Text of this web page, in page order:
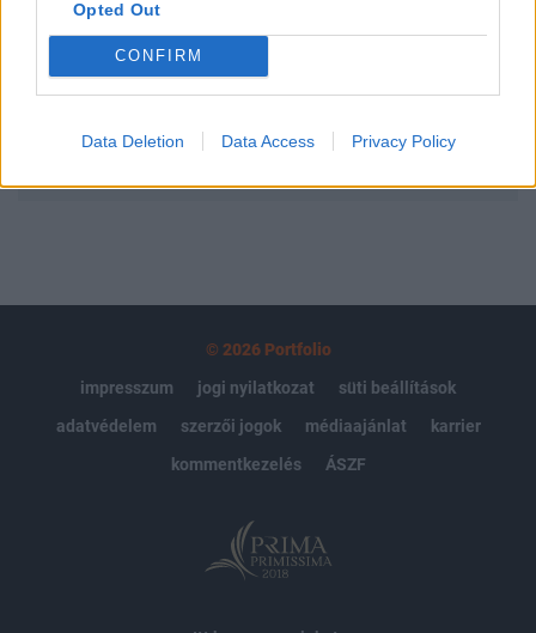
Opted Out
CONFIRM
Data Deletion Data Access Privacy Policy
kötéslistái
Előfizetés
© 2026 Portfolio
impresszum
jogi nyilatkozat
süti beállítások
adatvédelem
szerzői jogok médiaajánlat
karrier
kommentkezelés
ÁSZF